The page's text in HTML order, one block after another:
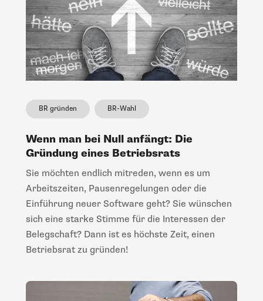
BR gründen BR-Wahl
Wenn man bei Null anfängt: Die
Gründung eines Betriebsrats
Sie möchten endlich mitreden, wenn es um
Arbeitszeiten, Pausenregelungen oder die
Einführung neuer Software geht? Sie wünschen
sich eine starke Stimme für die Interessen der
Belegschaft? Dann ist es höchste Zeit, einen
Betriebsrat zu gründen!